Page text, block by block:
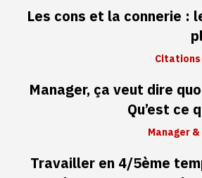
Les cons et la connerie :
Manager, ça veut dire
Qu’est ce
Manager
Travailler en 4/5ème